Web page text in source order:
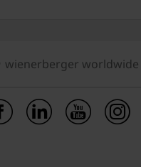
wienerberger worldwide